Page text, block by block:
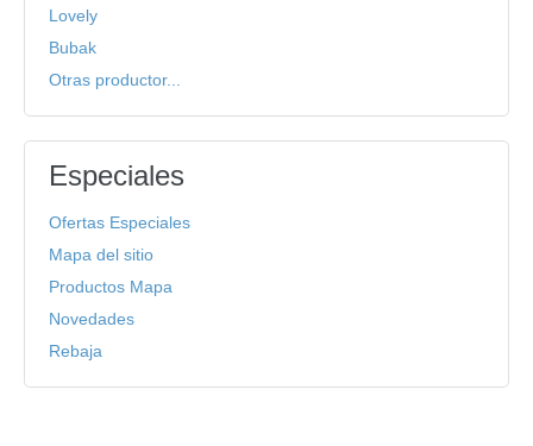
Lovely
Bubak
Otras productor...
Especiales
Ofertas Especiales
Mapa del sitio
Productos Mapa
Novedades
Rebaja